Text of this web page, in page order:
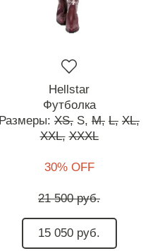
Hellstar
Футболка
Размеры: XS, S, M, L, XL,
XXL, XXXL
30% OFF
21 500 руб.
15 050 руб.